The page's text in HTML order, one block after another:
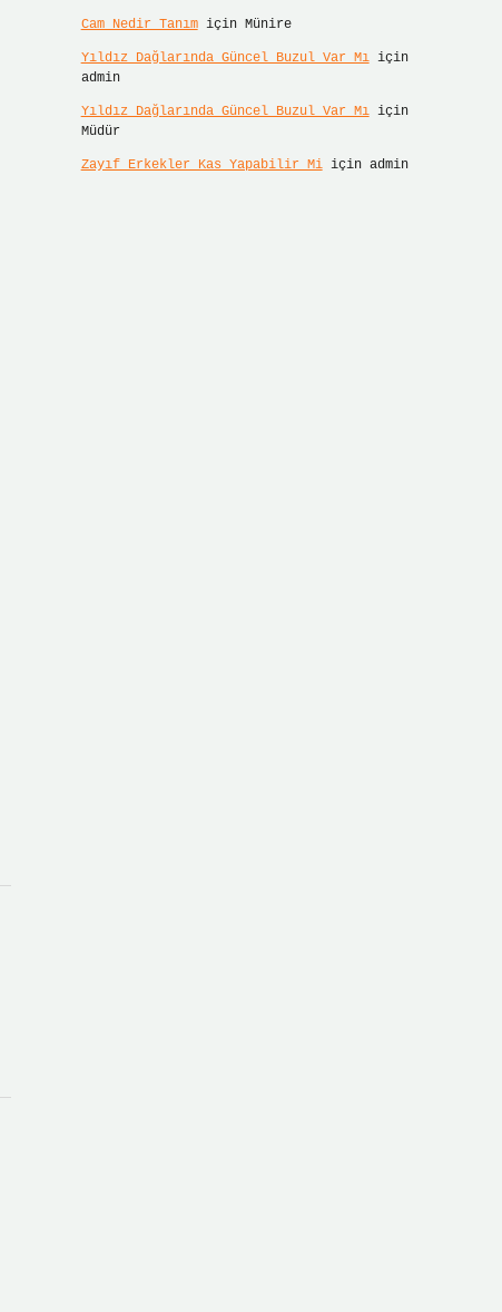
Cam Nedir Tanımiçin Münire
Yıldız Dağlarında Güncel Buzul Var Mıiçin
admin
Yıldız Dağlarında Güncel Buzul Var Mıiçin
Müdür
Zayıf Erkekler Kas Yapabilir Miiçin admin